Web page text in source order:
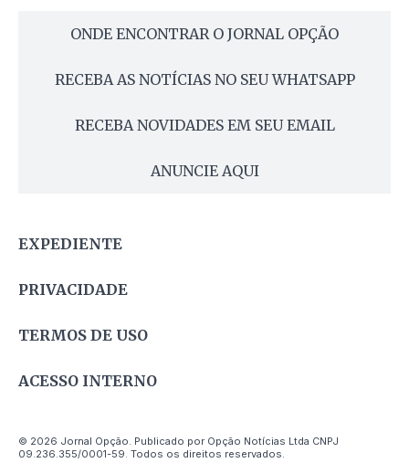
ONDE ENCONTRAR O JORNAL OPÇÃO
RECEBA AS NOTÍCIAS NO SEU WHATSAPP
RECEBA NOVIDADES EM SEU EMAIL
ANUNCIE AQUI
EXPEDIENTE
PRIVACIDADE
TERMOS DE USO
ACESSO INTERNO
© 2026 Jornal Opção. Publicado por Opção Notícias Ltda CNPJ
09.236.355/0001-59. Todos os direitos reservados.